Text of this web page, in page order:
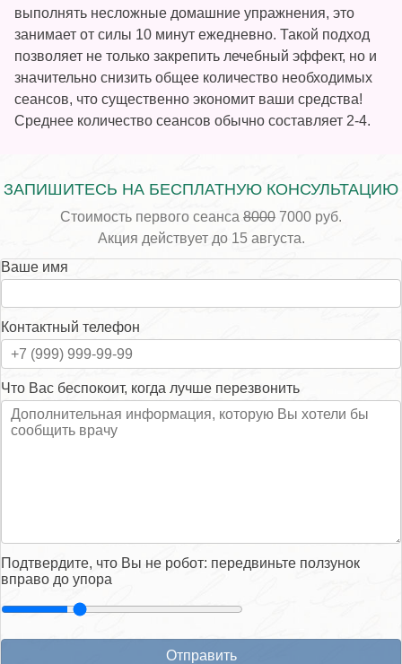
выполнять несложные домашние упражнения, это
занимает от силы 10 минут ежедневно. Такой подход
позволяет не только закрепить лечебный эффект, но и
значительно снизить общее количество необходимых
сеансов, что существенно экономит ваши средства!
Среднее количество сеансов обычно составляет 2-4.
ЗАПИШИТЕСЬ НА БЕСПЛАТНУЮ КОНСУЛЬТАЦИЮ
Стоимость первого сеанса 8000 7000 руб.
Акция действует до 15 августа.
Ваше имя
Контактный телефон
Что Вас беспокоит, когда лучше перезвонить
Подтвердите, что Вы не робот: передвиньте ползунок
вправо до упора